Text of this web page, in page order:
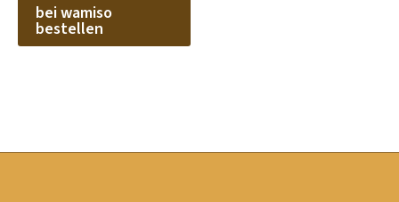
bei wamiso
bestellen